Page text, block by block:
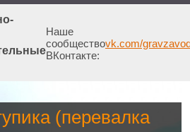
Наше
сообщество
ВКонтакте:
vk.com/
(перевалка